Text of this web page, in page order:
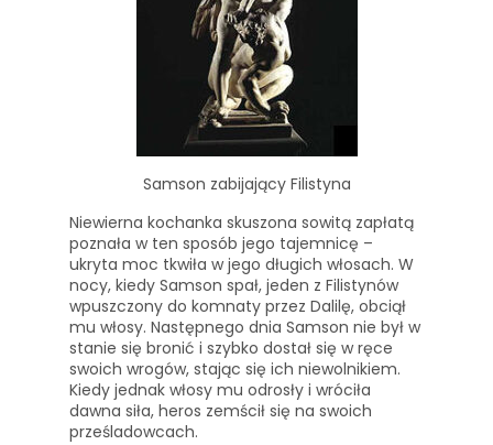
Samson zabijający Filistyna
Niewierna kochanka skuszona sowitą zapłatą
poznała w ten sposób jego tajemnicę –
ukryta moc tkwiła w jego długich włosach. W
nocy, kiedy Samson spał, jeden z Filistynów
wpuszczony do komnaty przez Dalilę, obciął
mu włosy. Następnego dnia Samson nie był w
stanie się bronić i szybko dostał się w ręce
swoich wrogów, stając się ich niewolnikiem.
Kiedy jednak włosy mu odrosły i wróciła
dawna siła, heros zemścił się na swoich
prześladowcach.